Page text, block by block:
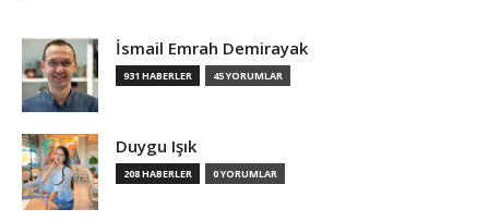
İsmail Emrah Demirayak
931 HABERLER 45 YORUMLAR
Duygu Işık
208 HABERLER 0 YORUMLAR